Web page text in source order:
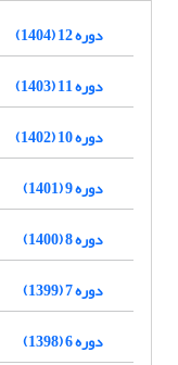
دوره 12 (1404)
دوره 11 (1403)
دوره 10 (1402)
دوره 9 (1401)
دوره 8 (1400)
دوره 7 (1399)
دوره 6 (1398)